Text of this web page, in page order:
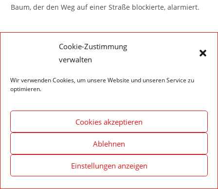
Cookie-Zustimmung
verwalten
Wir verwenden Cookies, um unsere Website und unseren Service zu
optimieren.
Cookies akzeptieren
Ablehnen
Einstellungen anzeigen
Baum, der den Weg auf einer Straße blockierte, alarmiert.
Impressum – Datenschutzerklärung
© 2020 Feuerwehr Walldürn